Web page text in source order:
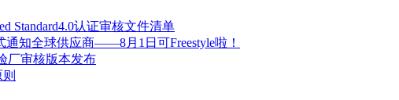
Standard4.0认证审核文件清单
通知全球供应商——8月1日可Freestyle啦！
厂审核版本发布